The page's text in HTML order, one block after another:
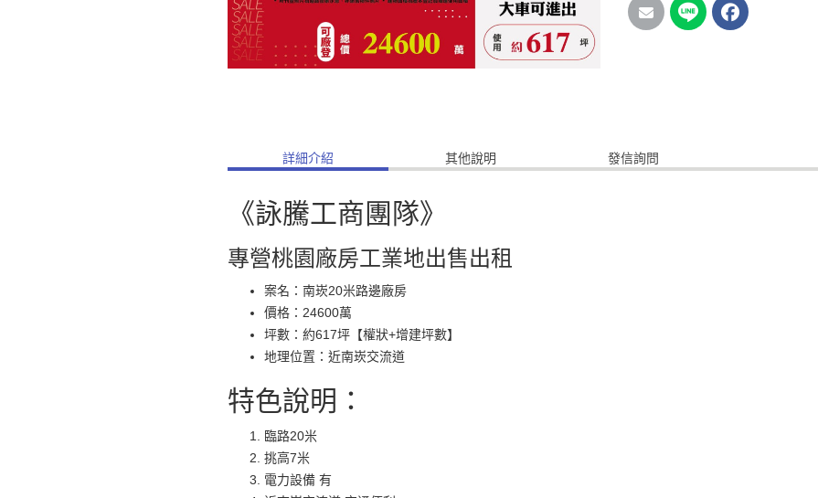
詳細介紹 其他說明 發信詢問
《詠騰工商團隊》
專營桃園廠房工業地出售出租
案名：南崁20米路邊廠房
價格：24600萬
坪數：約617坪【權狀+增建坪數】
地理位置：近南崁交流道
特色說明：
臨路20米
挑高7米
電力設備 有